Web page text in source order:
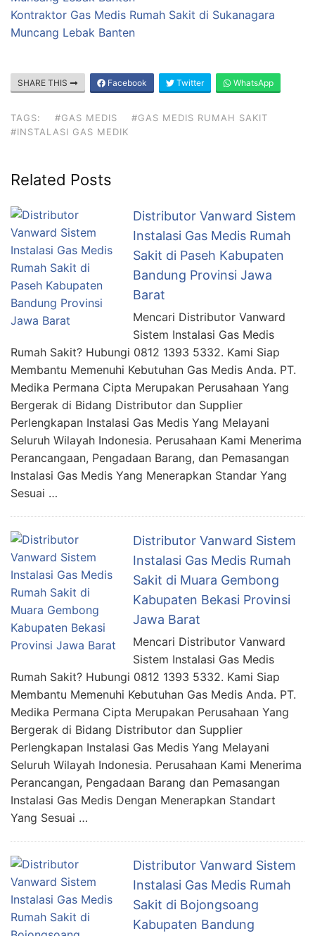
Kontraktor Gas Medis Rumah Sakit di Sukanagara
Muncang Lebak Banten
SHARE THIS Facebook Twitter WhatsApp
TAGS: #GAS MEDIS
#GAS MEDIS RUMAH SAKIT
#INSTALASI GAS MEDIK
Related Posts
Distributor Vanward Sistem
Instalasi Gas Medis Rumah
Sakit di Paseh Kabupaten
Bandung Provinsi Jawa
Barat
Mencari Distributor Vanward
Sistem Instalasi Gas Medis
Rumah Sakit? Hubungi 0812 1393 5332. Kami Siap
Membantu Memenuhi Kebutuhan Gas Medis Anda. PT.
Medika Permana Cipta Merupakan Perusahaan Yang
Bergerak di Bidang Distributor dan Supplier
Perlengkapan Instalasi Gas Medis Yang Melayani
Seluruh Wilayah Indonesia. Perusahaan Kami Menerima
Perancangaan, Pengadaan Barang, dan Pemasangan
Instalasi Gas Medis Yang Menerapkan Standar Yang
Sesuai …
Distributor Vanward Sistem
Instalasi Gas Medis Rumah
Sakit di Muara Gembong
Kabupaten Bekasi Provinsi
Jawa Barat
Mencari Distributor Vanward
Sistem Instalasi Gas Medis
Rumah Sakit? Hubungi 0812 1393 5332. Kami Siap
Membantu Memenuhi Kebutuhan Gas Medis Anda. PT.
Medika Permana Cipta Merupakan Perusahaan Yang
Bergerak di Bidang Distributor dan Supplier
Perlengkapan Instalasi Gas Medis Yang Melayani
Seluruh Wilayah Indonesia. Perusahaan Kami Menerima
Perancangan, Pengadaan Barang dan Pemasangan
Instalasi Gas Medis Dengan Menerapkan Standart
Yang Sesuai …
Distributor Vanward Sistem
Instalasi Gas Medis Rumah
Sakit di Bojongsoang
Kabupaten Bandung